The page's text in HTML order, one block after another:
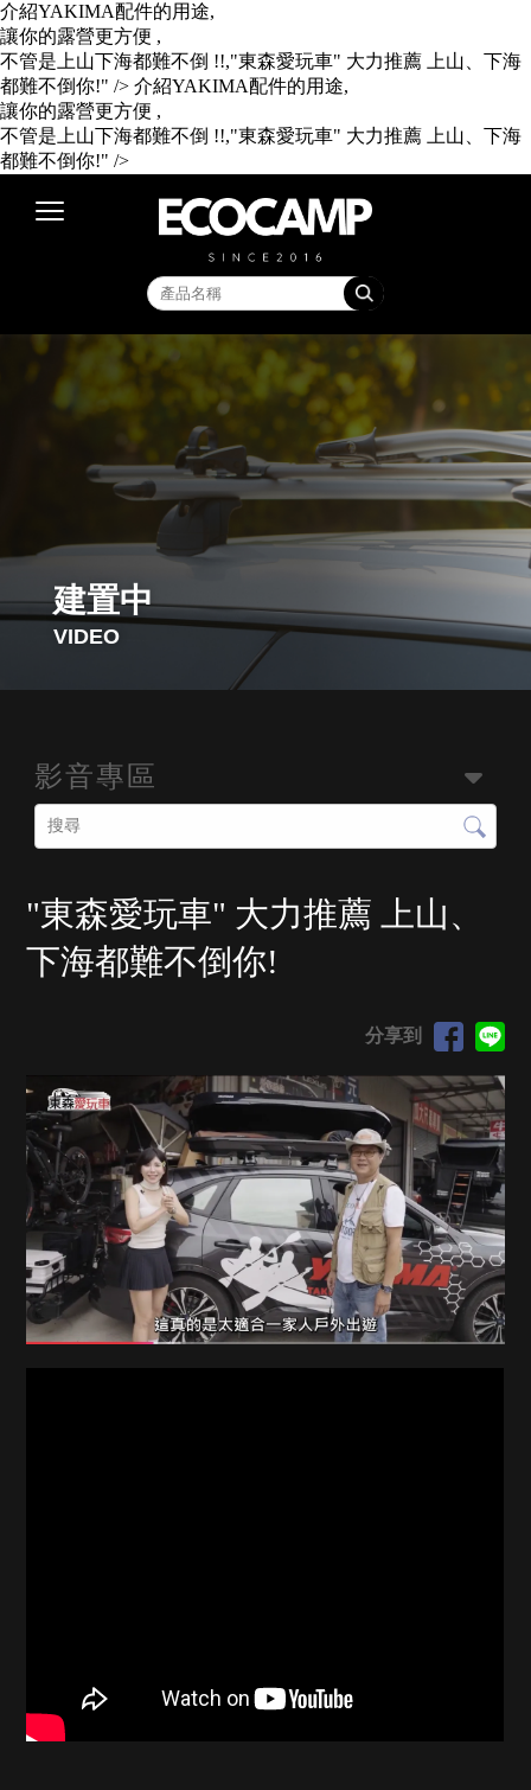
介紹YAKIMA配件的用途,
讓你的露營更方便 ,
不管是上山下海都難不倒 !!,"東森愛玩車" 大力推薦 上山、下海
都難不倒你!" /> 介紹YAKIMA配件的用途,
讓你的露營更方便 ,
不管是上山下海都難不倒 !!,"東森愛玩車" 大力推薦 上山、下海
都難不倒你!" />
建置中
影音專區
"東森愛玩車" 大力推薦 上山、
下海都難不倒你!
分享到